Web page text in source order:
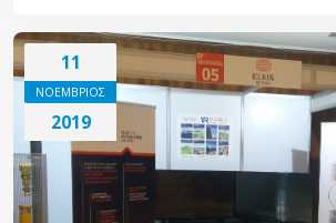
11
ΝΟΕΜΒΡΙΟΣ
2019